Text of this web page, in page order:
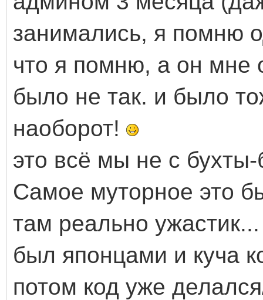
занимались, я помню
что я помню, а он мне
было не так. и было
наоборот!
это всё мы не с
Самое муторное это
там реально
был японцами и куча
потом код уже